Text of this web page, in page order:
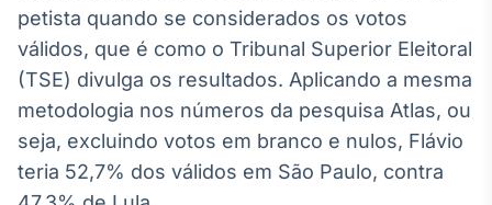
Tokenização
de ativos
Em breve
petista quando se considerados os votos
válidos, que é como o Tribunal Superior Eleitoral
(TSE) divulga os resultados. Aplicando a mesma
metodologia nos números da pesquisa Atlas, ou
seja, excluindo votos em branco e nulos, Flávio
teria 52,7% dos válidos em São Paulo, contra